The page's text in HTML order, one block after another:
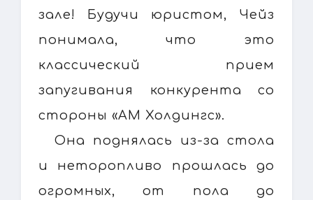
зале! Будучи юристом, Чейз
понимала, что это
классический прием
запугивания конкурента со
стороны «АМ Холдингс».
Она поднялась из-за стола
и неторопливо прошлась до
огромных, от пола до